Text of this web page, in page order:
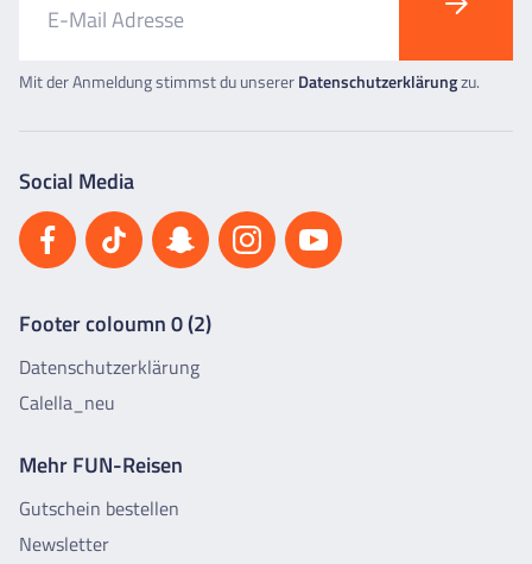
Mit der Anmeldung stimmst du unsererDatenschutzerklärungzu.
Social Media
Footer coloumn 0 (2)
Datenschutzerklärung
Calella_neu
Mehr FUN-Reisen
Gutschein bestellen
Newsletter